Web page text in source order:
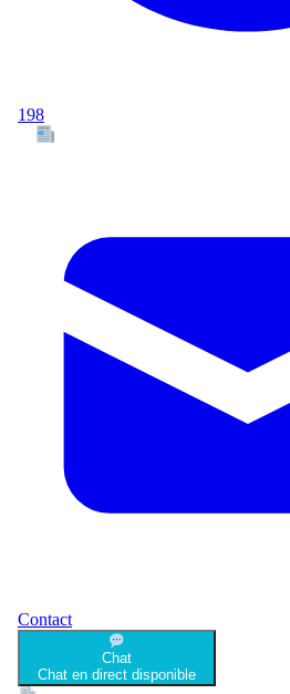
198
Contact
Chat
Chat en direct disponible